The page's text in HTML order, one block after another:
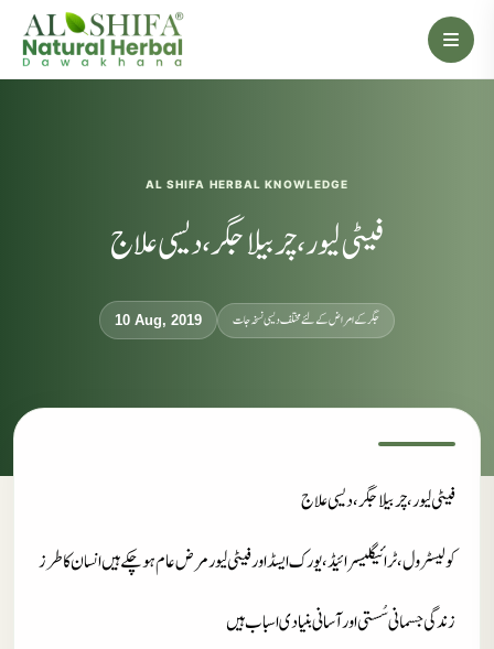
AL SHIFA HERBAL KNOWLEDGE
فیٹی لیور، چربیلا جگر، دیسی علاج
10 Aug, 2019 جگر کے امراض کےلئے مختلف دیسی نسخہ جات
فیٹی لیور، چربیلا جگر، دیسی علاج
کولیسٹرول، ٹرائیگلیسرائیڈ، یورک ایسڈ اور فیٹی لیور مرض عام ہو چکے ہیں انسان کا طرز
زندگی جسمانی سُستی اور آسانی بنیادی اسباب ہیں